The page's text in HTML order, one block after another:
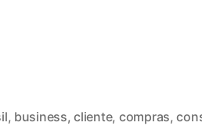
, business,cliente, compras,